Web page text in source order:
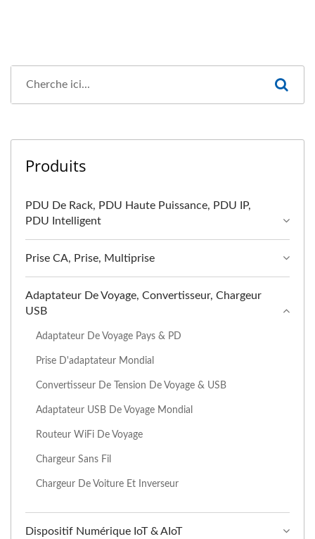
Produits
PDU De Rack, PDU Haute Puissance, PDU IP,
PDU Intelligent
Prise CA, Prise, Multiprise
Adaptateur De Voyage, Convertisseur, Chargeur
USB
Adaptateur De Voyage Pays & PD
Prise D'adaptateur Mondial
Convertisseur De Tension De Voyage & USB
Adaptateur USB De Voyage Mondial
Routeur WiFi De Voyage
Chargeur Sans Fil
Chargeur De Voiture Et Inverseur
Dispositif Numérique IoT & AIoT